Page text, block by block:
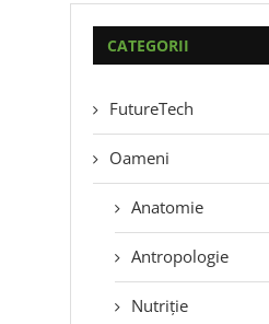
CATEGORII
FutureTech
Oameni
Anatomie
Antropologie
Nutriție